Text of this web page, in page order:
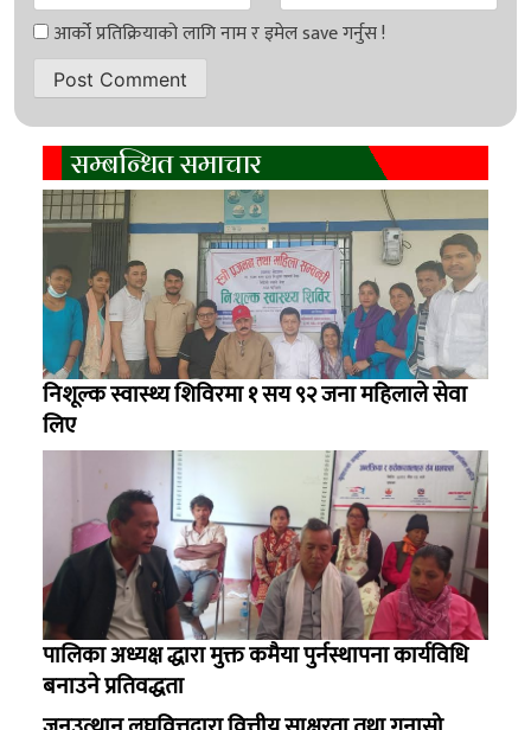
सम्बन्धित समाचार
निशूल्क स्वास्थ्य शिविरमा १ सय ९२ जना महिलाले सेवा
लिए
पालिका अध्यक्ष द्धारा मुक्त कमैया पुर्नस्थापना कार्यविधि
बनाउने प्रतिवद्धता